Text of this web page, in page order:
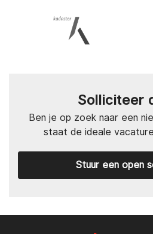
Solliciteer
Ben je op zoek naar een
staat de ideale
Stuur een open